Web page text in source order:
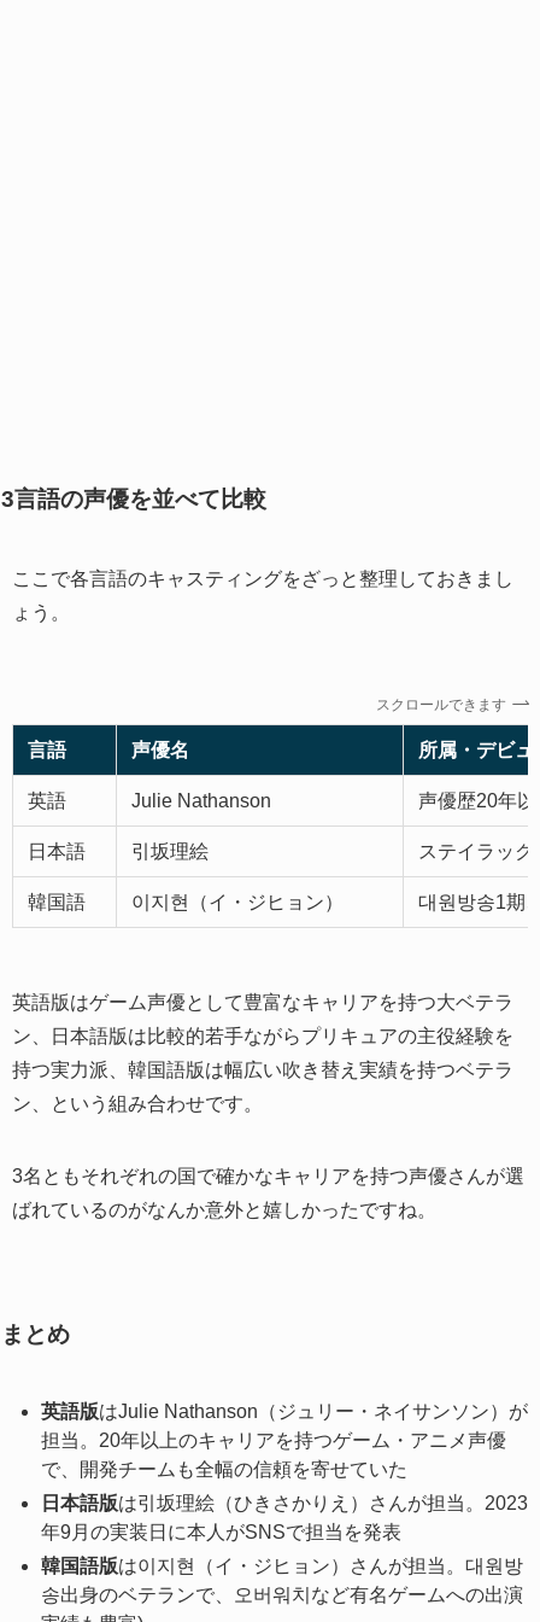
3言語の声優を並べて比較
ここで各言語のキャスティングをざっと整理しておきまし
ょう。
スクロールできます
言語 声優名 所属・デビュ
英語 Julie Nathanson 声優歴20年以
日本語 引坂理絵 ステイラッ
韓国語 이지현（イ・ジヒョン） 대원방송1期
英語版はゲーム声優として豊富なキャリアを持つ大ベテラ
ン、日本語版は比較的若手ながらプリキュアの主役経験を
持つ実力派、韓国語版は幅広い吹き替え実績を持つベテラ
ン、という組み合わせです。
3名ともそれぞれの国で確かなキャリアを持つ声優さんが選
ばれているのがなんか意外と嬉しかったですね。
まとめ
英語版はJulie Nathanson（ジュリー・ネイサンソン）が
担当。20年以上のキャリアを持つゲーム・アニメ声優
で、開発チームも全幅の信頼を寄せていた
日本語版は引坂理絵（ひきさかりえ）さんが担当。2023
年9月の実装日に本人がSNSで担当を発表
韓国語版は이지현（イ・ジヒョン）さんが担当。대원방
송出身のベテランで、오버워치など有名ゲームへの出演